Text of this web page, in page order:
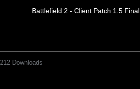
Battlefield 2 - Client Patch 1.5 Final
212 Downloads